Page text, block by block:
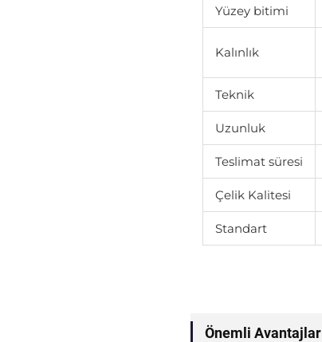
Yüzey bitimi
Kalınlık
Teknik
Uzunluk
Teslimat süresi
Çelik Kalitesi
Standart
Önemli Avantajlar